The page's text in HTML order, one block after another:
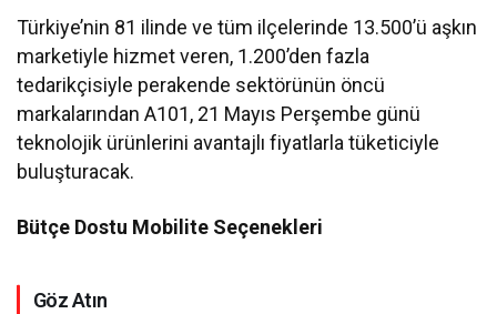
Türkiye’nin 81 ilinde ve tüm ilçelerinde 13.500’ü aşkın
marketiyle hizmet veren, 1.200’den fazla
tedarikçisiyle perakende sektörünün öncü
markalarından A101, 21 Mayıs Perşembe günü
teknolojik ürünlerini avantajlı fiyatlarla tüketiciyle
buluşturacak.
Bütçe Dostu Mobilite Seçenekleri
Göz Atın